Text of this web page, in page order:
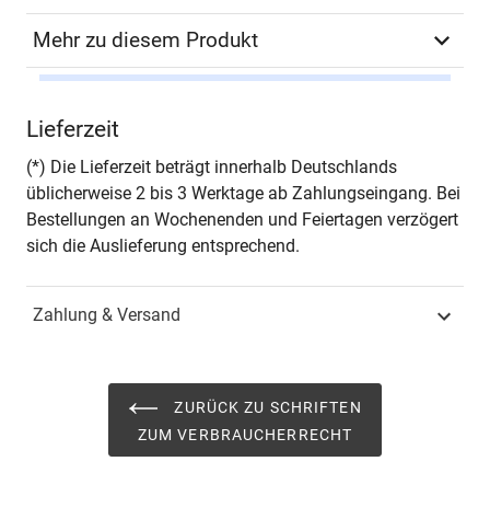
Mehr zu diesem Produkt
Seiten 204
Jahr Hamburg 2016
Fachdisziplin
Schriftenreihe
Schriften zum
Verbraucherrecht
Lieferzeit
(*) Die Lieferzeit beträgt innerhalb Deutschlands
üblicherweise 2 bis 3 Werktage ab Zahlungseingang. Bei
Bestellungen an Wochenenden und Feiertagen verzögert
sich die Auslieferung entsprechend.
Zahlung & Versand
ZURÜCK ZU SCHRIFTEN
ZUM VERBRAUCHERRECHT